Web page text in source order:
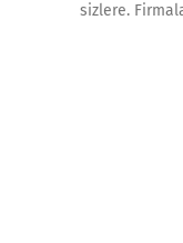
sizlere.